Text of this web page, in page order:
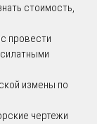
стоимость,
провести
измены по
чертежи